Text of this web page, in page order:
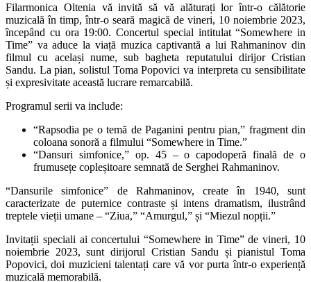
Filarmonica Oltenia vă invită să vă alăturați lor într-o călătorie
muzicală în timp, într-o seară magică de vineri, 10 noiembrie 2023,
începând cu ora 19:00. Concertul special intitulat “Somewhere in
Time” va aduce la viață muzica captivantă a lui Rahmaninov din
filmul cu același nume, sub bagheta reputatului dirijor Cristian
Sandu. La pian, solistul Toma Popovici va interpreta cu sensibilitate
și expresivitate această lucrare remarcabilă.
Programul serii va include:
“Rapsodia pe o temă de Paganini pentru pian,” fragment din
coloana sonoră a filmului “Somewhere in Time.”
“Dansuri simfonice,” op. 45 – o capodoperă finală de o
frumusețe copleșitoare semnată de Serghei Rahmaninov.
“Dansurile simfonice” de Rahmaninov, create în 1940, sunt
caracterizate de puternice contraste și intens dramatism, ilustrând
treptele vieții umane – “Ziua,” “Amurgul,” și “Miezul nopții.”
Invitații speciali ai concertului “Somewhere in Time” de vineri, 10
noiembrie 2023, sunt dirijorul Cristian Sandu și pianistul Toma
Popovici, doi muzicieni talentați care vă vor purta într-o experiență
muzicală memorabilă.